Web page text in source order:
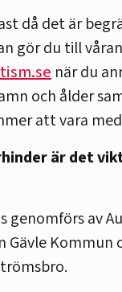
då det är
gör du till
när du
och ålder
att vara
är det
genomförs av
Gävle Kommun